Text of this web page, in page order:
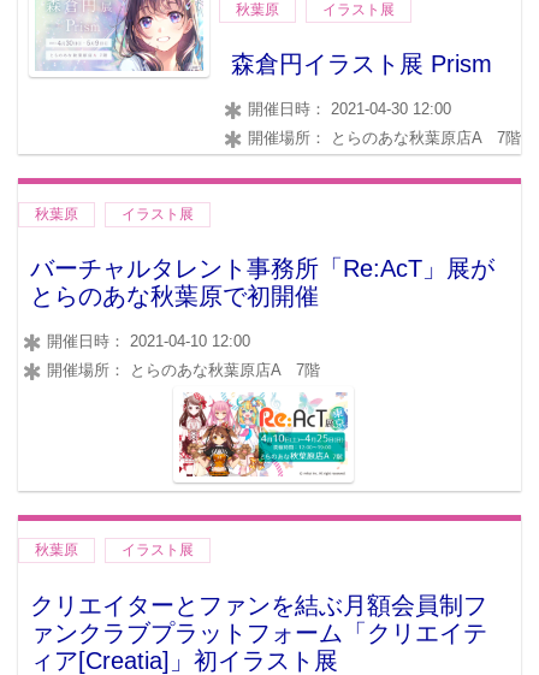
秋葉原 イラスト展
森倉円イラスト展 Prism
開催日時： 2021-04-30 12:00
開催場所： とらのあな秋葉原店A 7階
秋葉原 イラスト展
バーチャルタレント事務所「Re:AcT」展が
とらのあな秋葉原で初開催
開催日時： 2021-04-10 12:00
開催場所： とらのあな秋葉原店A 7階
秋葉原 イラスト展
クリエイターとファンを結ぶ月額会員制フ
ァンクラブプラットフォーム「クリエイテ
ィア[Creatia]」初イラスト展